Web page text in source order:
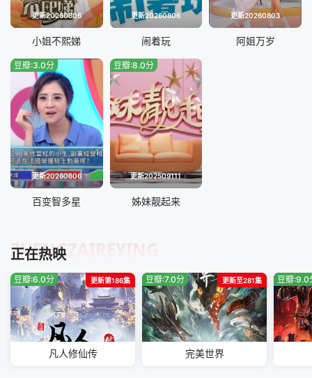
20230406期 20230410期
20230413期 20230427期
20230501期 20230504期
20230515
20230522
20230529
20230608
20230622
20230629 20230703
20230706 20230710
20230717 20230720
更新20260806
小姐不熙娣
更新20260806
闹着玩
更新20260803
阿姐万岁
更新20260806
豆瓣:3.0分
百变智多星
更新202509111
豆瓣:8.0分
姊妹靓起来
正在热映
ZHENGZAIREYING
更新第186集
豆瓣:6.0分
凡人修仙传
更新至281集
豆瓣:7.0分
完美世界
豆瓣:9.0